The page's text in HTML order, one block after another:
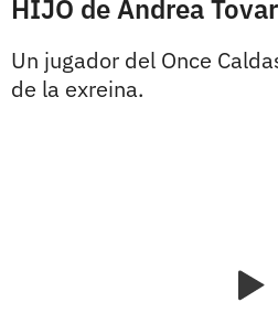
HIJO de Andrea Tovar
Un jugador del Once
de la exreina.